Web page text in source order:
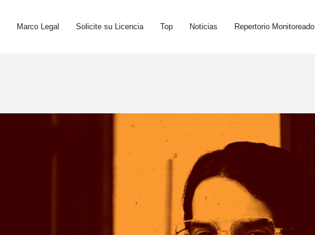
Marco Legal Solicite su Licencia Top Noticias Repertorio Monitoreado